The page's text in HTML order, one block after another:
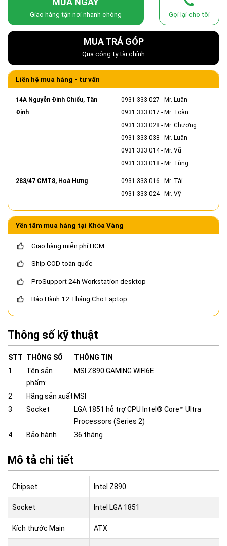
Giao hàng tận nơi nhanh chóng Gọi lại cho tôi
MUA TRẢ GÓP
Qua công ty tài chính
Liên hệ mua hàng - tư vấn
14A Nguyễn Đình Chiểu, Tân
Định
0931 333 027 - Mr. Luân
0931 333 017 - Mr. Toàn
0931 333 028 - Mr. Chương
0931 333 038 - Mr. Luân
0931 333 014- Mr. Vũ
0931 333 018 - Mr. Tùng
283/47 CMT8, Hoà Hưng 0931 333 016 - Mr. Tài
0931 333 024- Mr. Vỹ
Yên tâm mua hàng tại Khóa Vàng
Giao hàng miễn phí HCM
Ship COD toàn quốc
ProSupport 24h Workstation desktop
Bảo Hành 12 Tháng Cho Laptop
Thông số kỹ thuật
STT THÔNG SỐ
THÔNG TIN
1
Tên sản
phẩm:
MSI Z890 GAMING WIFI6E
2 Hãng sản xuất MSI
3
Socket
LGA 1851 hỗ trợ CPU Intel® Core™ Ultra
Processors (Series 2)
4
Bảo hành 36 tháng
Mô tả chi tiết
Chipset Intel Z890
Socket Intel LGA 1851
Kích thước Main ATX